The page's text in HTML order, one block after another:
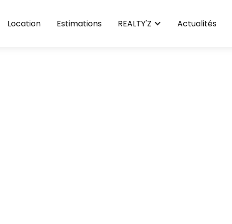
Location Estimations REALTY'Z Actualités